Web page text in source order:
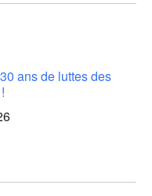
ans de luttes des